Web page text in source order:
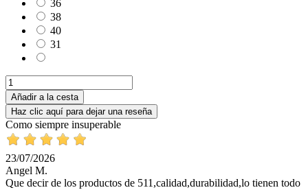
36
38
40
31
Añadir a la cesta
Haz clic aquí para dejar una reseña
Como siempre insuperable
23/07/2026
Angel M.
Que decir de los productos de 511,calidad,durabilidad,lo tienen todo